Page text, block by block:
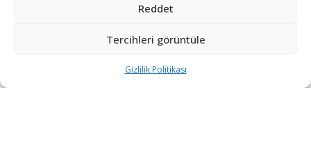
Reddet
Tercihleri görüntüle
Gizlilik Politikası
Siber Güvenlik
Teknoloji
Politika